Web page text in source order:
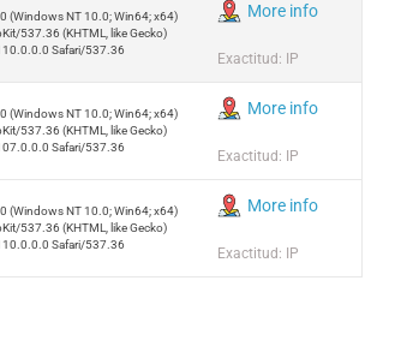
(Windows NT 10.0; Win64; x64)
537.36 (KHTML, like Gecko)
Safari/537.36
More info
Exactitud: IP
(Windows NT 10.0; Win64; x64)
537.36 (KHTML, like Gecko)
Safari/537.36
More info
Exactitud: IP
(Windows NT 10.0; Win64; x64)
537.36 (KHTML, like Gecko)
Safari/537.36
More info
Exactitud: IP